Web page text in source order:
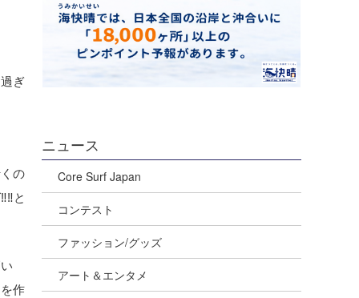
ぎ
の
と
作
ニュース
Core Surf Japan
コンテスト
ファッション/グッズ
アート＆エンタメ